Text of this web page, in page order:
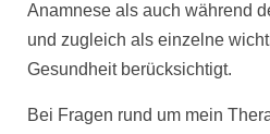
Anamnese als auch während
und zugleich als einzelne
Gesundheit berücksichtigt.
Bei Fragen rund um mein